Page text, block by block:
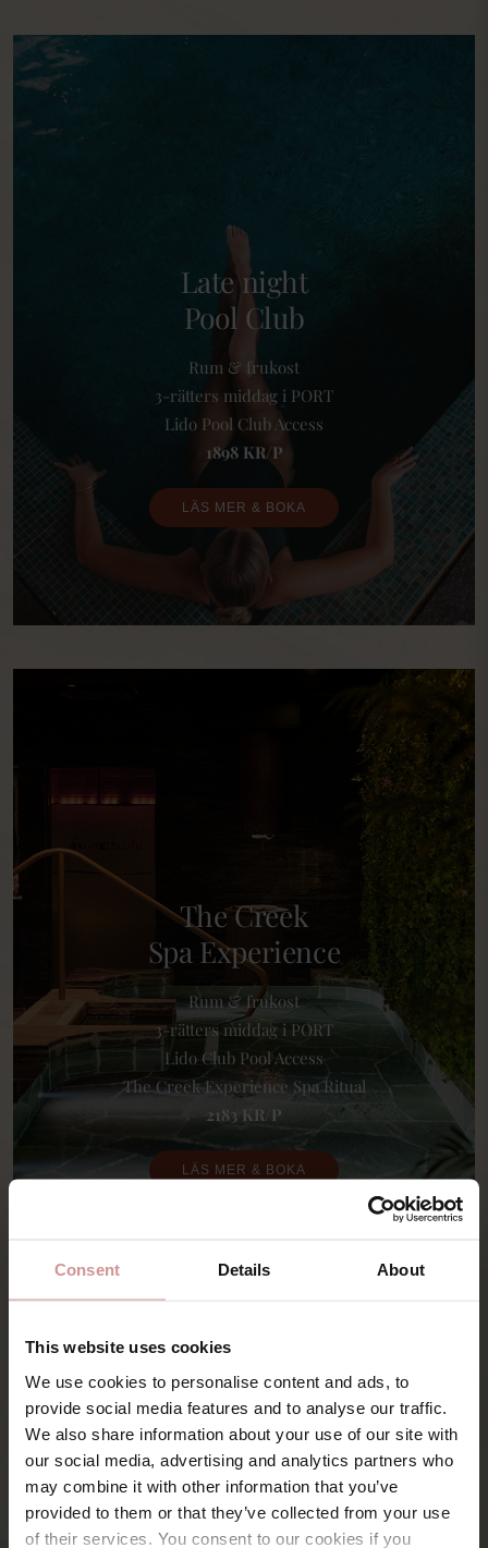
Consent Details About
This website uses cookies
We use cookies to personalise content and ads, to
provide social media features and to analyse our traffic.
We also share information about your use of our site with
our social media, advertising and analytics partners who
may combine it with other information that you’ve
provided to them or that they’ve collected from your use
of their services. You consent to our cookies if you
Late night
Pool Club
Rum & frukost
3-rätters middag i PORT
Lido Pool Club Access
1898 KR/P
LÄS MER & BOKA
The Creek
Spa Experience
Rum & frukost
3-rätters middag i PORT
Lido Club Pool Access
The Creek Experience Spa Ritual
2183 KR/P
LÄS MER & BOKA